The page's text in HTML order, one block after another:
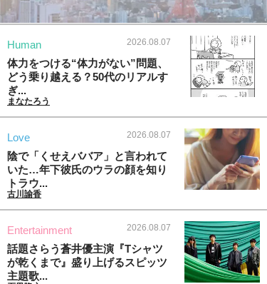
Human 2026.08.07
体力をつける“体力がない”問題、
どう乗り越える？50代のリアルす
ぎ...
まなたろう
Love 2026.08.07
陰で「くせえババア」と言われて
いた…年下彼氏のウラの顔を知り
トラウ...
古川諭香
Entertainment 2026.08.07
話題さらう蒼井優主演『Tシャツ
が乾くまで』盛り上げるスピッツ
主題歌...